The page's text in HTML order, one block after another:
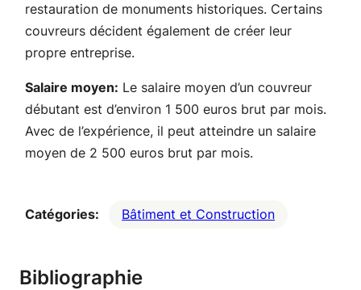
restauration de monuments historiques. Certains
couvreurs décident également de créer leur
propre entreprise.
Salaire moyen: Le salaire moyen d’un couvreur
débutant est d’environ 1 500 euros brut par mois.
Avec de l’expérience, il peut atteindre un salaire
moyen de 2 500 euros brut par mois.
Catégories: Bâtiment et Construction
Bibliographie